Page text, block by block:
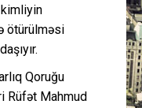
ötürülməsi
Qoruğu
Rüfət Mahmud